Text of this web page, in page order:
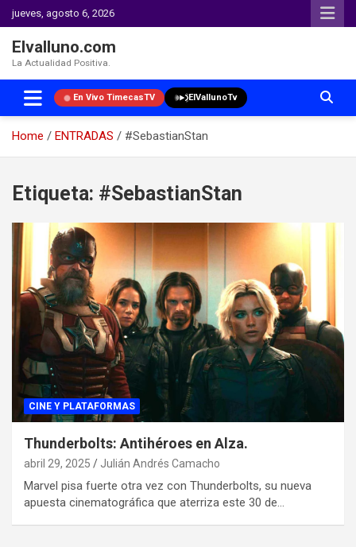
jueves, agosto 6, 2026
Elvalluno.com
La Actualidad Positiva.
En Vivo TimecasTV ElVallunoTv
Home ENTRADAS
#SebastianStan
content
Etiqueta: #SebastianStan
CINE Y PLATAFORMAS
Thunderbolts: Antihéroes en Alza.
abril 29, 2025 Julián Andrés Camacho
Marvel pisa fuerte otra vez con Thunderbolts, su nueva
apuesta cinematográfica que aterriza este 30 de…